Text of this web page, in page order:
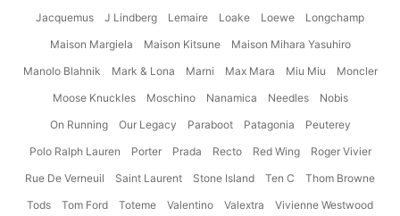
Jacquemus
J Lindberg Lemaire Loake Loewe
Longchamp
Maison Margiela
Maison Kitsune
Maison Mihara Yasuhiro
Manolo Blahnik
Mark & Lona Marni Max Mara Miu Miu
Moncler
Moose Knuckles
Moschino Nanamica Needles
Nobis
On Running
Our Legacy Paraboot Patagonia
Peuterey
Polo Ralph Lauren
Porter Prada Recto Red Wing
Roger Vivier
Rue De Verneuil
Saint Laurent Stone Island Ten C
Thom Browne
Tods
Tom Ford Toteme Valentino Valextra
Vivienne Westwood